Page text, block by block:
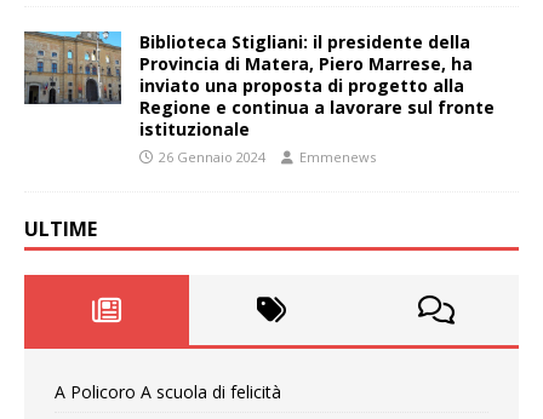
Biblioteca Stigliani: il presidente della
Provincia di Matera, Piero Marrese, ha
inviato una proposta di progetto alla
Regione e continua a lavorare sul fronte
istituzionale
26 Gennaio 2024 Emmenews
ULTIME
A Policoro A scuola di felicità